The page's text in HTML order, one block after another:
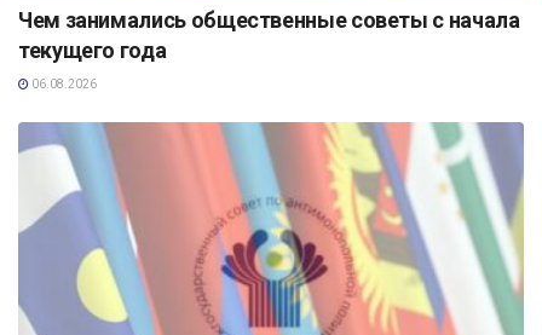
Чем занимались общественные советы с начала
текущего года
06.08.2026